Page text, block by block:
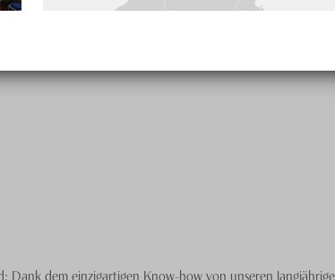
Dank dem einzigartigen Know-how von unseren